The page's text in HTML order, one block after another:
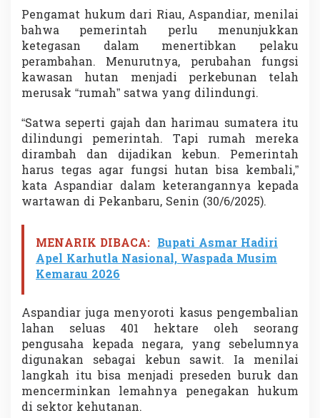
a
n
T
a
k
T
r
e
n
d
l
i
Pengamat hukum dari Riau, Aspandiar, menilai
bahwa pemerintah perlu menunjukkan
ketegasan dalam menertibkan pelaku
perambahan. Menurutnya, perubahan fungsi
kawasan hutan menjadi perkebunan telah
merusak “rumah” satwa yang dilindungi.
“Satwa seperti gajah dan harimau sumatera itu
dilindungi pemerintah. Tapi rumah mereka
dirambah dan dijadikan kebun. Pemerintah
harus tegas agar fungsi hutan bisa kembali,”
kata Aspandiar dalam keterangannya kepada
wartawan di Pekanbaru, Senin (30/6/2025).
MENARIK DIBACA: Bupati Asmar Hadiri
Apel Karhutla Nasional, Waspada Musim
Kemarau 2026
Aspandiar juga menyoroti kasus pengembalian
lahan seluas 401 hektare oleh seorang
pengusaha kepada negara, yang sebelumnya
digunakan sebagai kebun sawit. Ia menilai
langkah itu bisa menjadi preseden buruk dan
mencerminkan lemahnya penegakan hukum
di sektor kehutanan.